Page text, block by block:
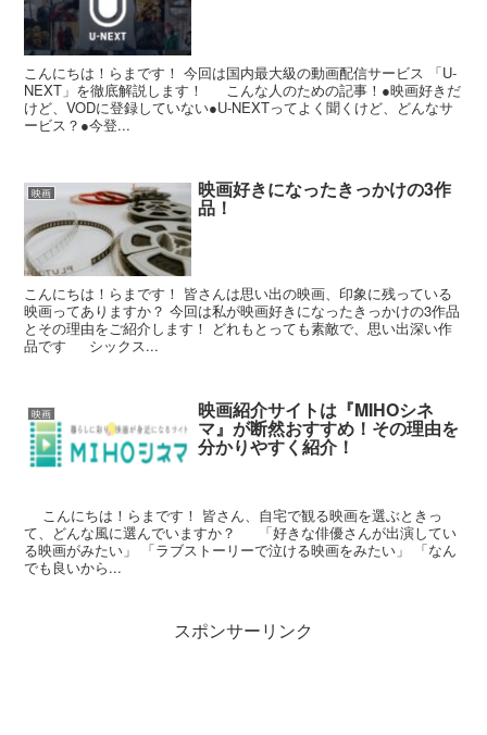
こんにちは！らまです！ 今回は国内最大級の動画配信サービス 「U-
NEXT」を徹底解説します！ こんな人のための記事！●映画好きだ
けど、VODに登録していない●U-NEXTってよく聞くけど、どんなサ
ービス？●今登...
映画 映画好きになったきっかけの3作
品！
こんにちは！らまです！ 皆さんは思い出の映画、印象に残っている
映画ってありますか？ 今回は私が映画好きになったきっかけの3作品
とその理由をご紹介します！ どれもとっても素敵で、思い出深い作
品です シックス...
映画 映画紹介サイトは『MIHOシネ
マ』が断然おすすめ！その理由を
分かりやすく紹介！
こんにちは！らまです！ 皆さん、自宅で観る映画を選ぶときっ
て、どんな風に選んでいますか？ 「好きな俳優さんが出演してい
る映画がみたい」 「ラブストーリーで泣ける映画をみたい」 「なん
でも良いから...
スポンサーリンク